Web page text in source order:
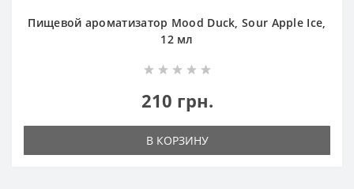
Пищевой ароматизатор Mood Duck, Sour Apple Ice,
12 мл
210 грн.
В КОРЗИНУ